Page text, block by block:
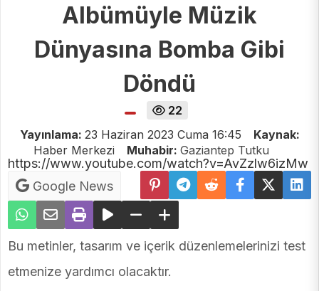
Albümüyle Müzik
Dünyasına Bomba Gibi
Döndü
22
Yayınlama: 23 Haziran 2023 Cuma 16:45
Kaynak:
Haber Merkezi
Muhabir: Gaziantep Tutku
https://www.youtube.com/watch?v=AvZzlw6izMw
Google News
Bu metinler, tasarım ve içerik düzenlemelerinizi test
etmenize yardımcı olacaktır.